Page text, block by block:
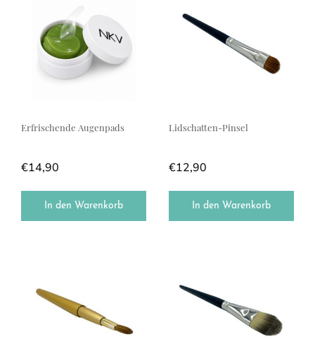
Erfrischende Augenpads
€14,90
In den Warenkorb
Lidschatten-Pinsel
€12,90
In den Warenkorb